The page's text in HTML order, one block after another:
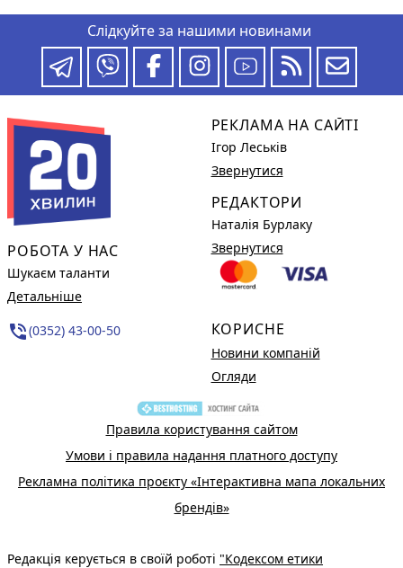
Слідкуйте за нашими новинами
РОБОТА У НАС
Шукаєм таланти
Детальніше
phone_in_talk(0352) 43-00-50
РЕКЛАМА НА САЙТІ
Ігор Леськів
Звернутися
РЕДАКТОРИ
Наталія Бурлаку
Звернутися
КОРИСНЕ
Новини компаній
Огляди
Правила користування сайтом
Умови і правила надання платного доступу
Рекламна політика проєкту «Інтерактивна мапа локальних
брендів»
Редакція керується в своїй роботі "Кодексом етики